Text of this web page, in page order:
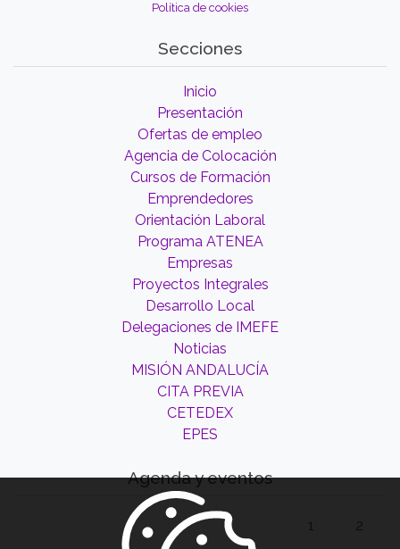
Política de cookies
Secciones
Inicio
Presentación
Ofertas de empleo
Agencia de Colocación
Cursos de Formación
Emprendedores
Orientación Laboral
Programa ATENEA
Empresas
Proyectos Integrales
Desarrollo Local
Delegaciones de IMEFE
Noticias
MISIÓN ANDALUCÍA
CITA PREVIA
CETEDEX
EPES
Agenda y eventos
1
2